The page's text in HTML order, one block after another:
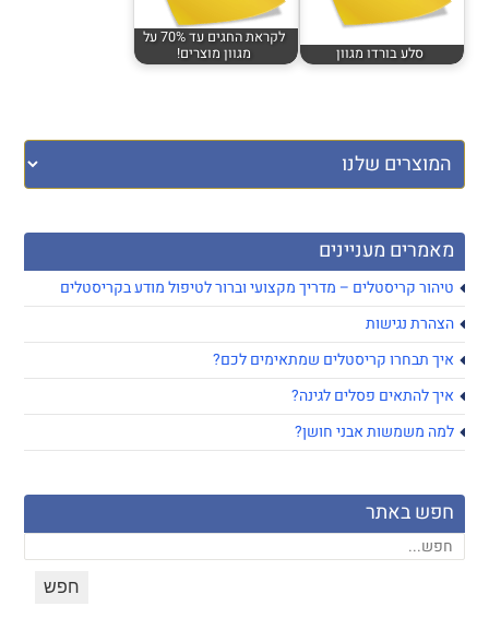
מאמרים מעניינים
טיהור קריסטלים – מדריך מקצועי וברור לטיפול מודע בקריסטלים
הצהרת נגישות
איך תבחרו קריסטלים שמתאימים לכם?
איך להתאים פסלים לגינה?
למה משמשות אבני חושן?
חפש באתר
סלע בורדו מגוון
לקראת החגים עד 70% על
מגוון מוצרים!